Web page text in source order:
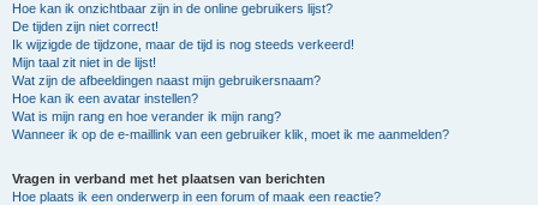
Hoe kan ik onzichtbaar zijn in de online gebruikers lijst?
De tijden zijn niet correct!
Ik wijzigde de tijdzone, maar de tijd is nog steeds verkeerd!
Mijn taal zit niet in de lijst!
Wat zijn de afbeeldingen naast mijn gebruikersnaam?
Hoe kan ik een avatar instellen?
Wat is mijn rang en hoe verander ik mijn rang?
Wanneer ik op de e-maillink van een gebruiker klik, moet ik me aanmelden?
Vragen in verband met het plaatsen van berichten
Hoe plaats ik een onderwerp in een forum of maak een reactie?